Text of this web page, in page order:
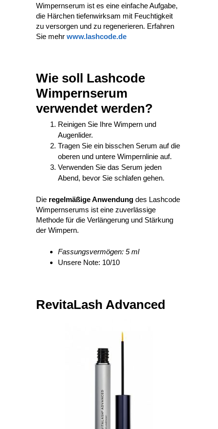
Wimpernserum ist es eine einfache Aufgabe,
die Härchen tiefenwirksam mit Feuchtigkeit
zu versorgen und zu regenerieren. Erfahren
Sie mehr www.lashcode.de
Wie soll Lashcode
Wimpernserum
verwendet werden?
Reinigen Sie Ihre Wimpern und
Augenlider.
Tragen Sie ein bisschen Serum auf die
oberen und untere Wimpernlinie auf.
Verwenden Sie das Serum jeden
Abend, bevor Sie schlafen gehen.
Die regelmäßige Anwendung des Lashcode
Wimpernserums ist eine zuverlässige
Methode für die Verlängerung und Stärkung
der Wimpern.
Fassungsvermögen: 5 ml
Unsere Note: 10/10
RevitaLash Advanced